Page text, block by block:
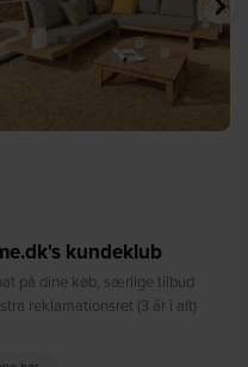
kundeklub
på dine køb, særlige tilbud
reklamationsret (3 år i alt)